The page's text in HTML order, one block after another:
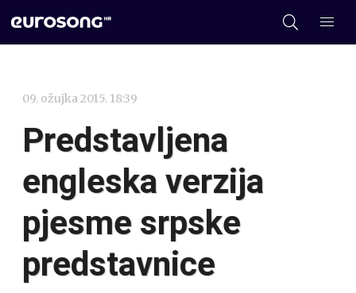
09. ožujka 2015. 18:39
Predstavljena
engleska verzija
pjesme srpske
predstavnice